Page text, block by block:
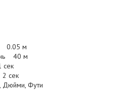
0.05 м
40 м
сек
сек
Дюйми, Фути